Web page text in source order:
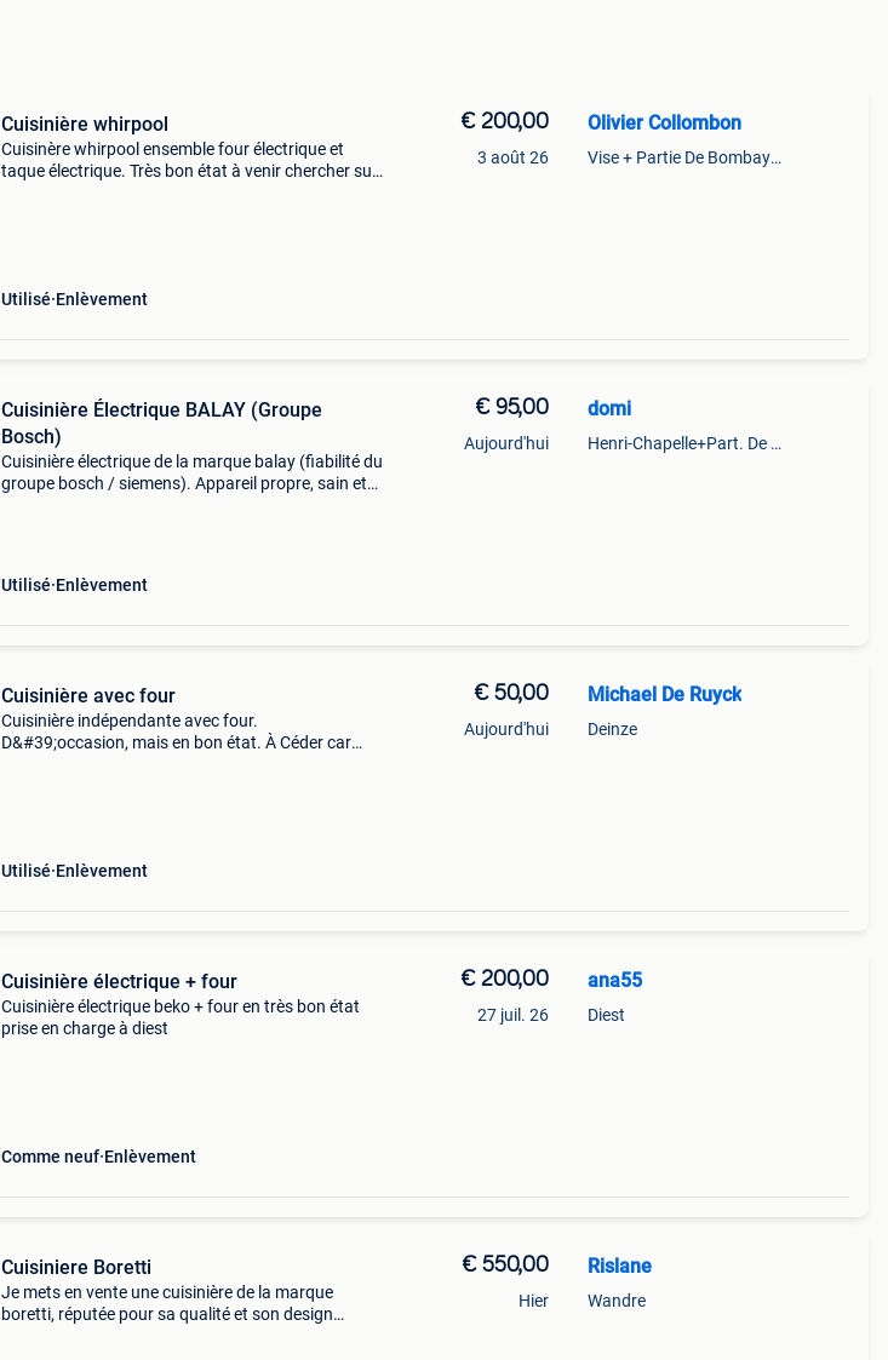
Cuisinière whirpool
Cuisinère whirpool ensemble four électrique et
taque électrique. Très bon état à venir chercher sur
Utilisé Enlèvement
€ 200,00
3 août 26
Olivier Collombon
Vise + Partie De Bombaye,Hac- Court, Hermalle-Ss-Argenteau
Cuisinière Électrique BALAY (Groupe
Bosch)
Cuisinière électrique de la marque balay (fiabilité du
groupe bosch / siemens). Appareil propre, sain et
Utilisé Enlèvement
€ 95,00
Aujourd'hui
domi
Henri-Chapelle+Part. De Baelen
Cuisinière avec four
Cuisinière indépendante avec four.
D&#39;occasion, mais en bon état. À Céder car
Utilisé Enlèvement
€ 50,00
Aujourd'hui
Michael De Ruyck
Deinze
Cuisinière électrique + four
Cuisinière électrique beko + four en très bon état
prise en charge à diest
Comme neuf Enlèvement
€ 200,00
27 juil. 26
ana55
Diest
Cuisiniere Boretti
Je mets en vente une cuisinière de la marque
boretti, réputée pour sa qualité et son design
€ 550,00
Hier
Rislane
Wandre